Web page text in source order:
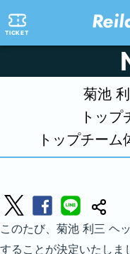
TICKET
菊池
トップ
トップチー
このたび、菊池 利三 ヘ
することが決定いたしま